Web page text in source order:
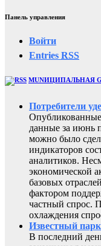
Панель управления
Войти
Entries RSS
MUNИЦИПАЛЬНАЯ
Потребители
данные за июнь
можно было
индикаторов
аналитиков.
экономической
базовых
фактором
частный спрос.
охлаждения
Известный
В последний